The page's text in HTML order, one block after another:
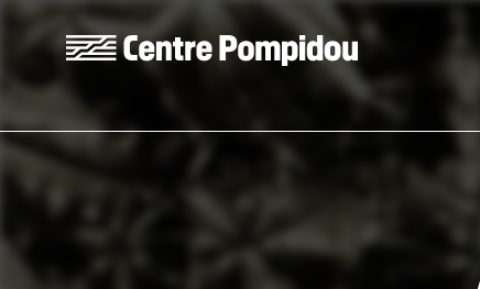
Skip to main content